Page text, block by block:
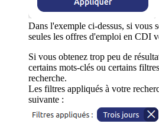
Dans l'exemple ci-dessus, si vous
seules les offres d'emploi en CDI
Si vous obtenez trop peu de
certains mots-clés ou certains
recherche.
Les filtres appliqués à votre
suivante :